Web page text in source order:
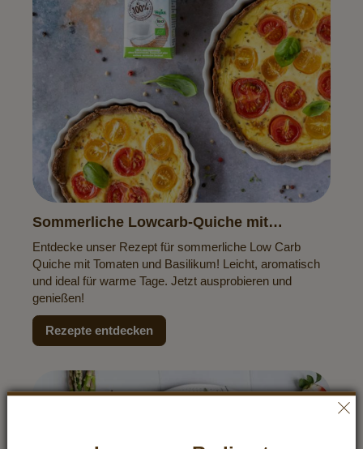
Sommerliche Lowcarb-Quiche mit
Entdecke unser Rezept für sommerliche Low Carb
Quiche mit Tomaten und Basilikum! Leicht, aromatisch
und ideal für warme Tage. Jetzt ausprobieren und
genießen!
Rezepte entdecken